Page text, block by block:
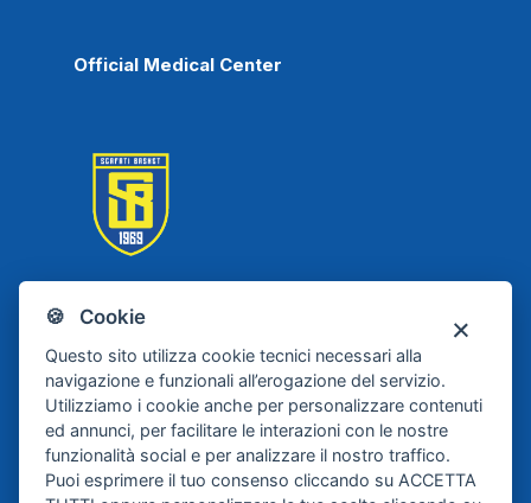
🍪 Cookie
Questo sito utilizza cookie tecnici necessari alla
navigazione e funzionali all’erogazione del servizio.
Utilizziamo i cookie anche per personalizzare contenuti
ed annunci, per facilitare le interazioni con le nostre
funzionalità social e per analizzare il nostro traffico.
Puoi esprimere il tuo consenso cliccando su ACCETTA
Official Medical Center
Scafati Basket